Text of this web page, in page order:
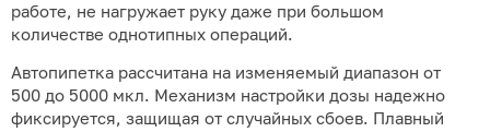
работе, не нагружает руку даже при большом
количестве однотипных операций.
Автопипетка рассчитана на изменяемый диапазон от
500 до 5000 мкл. Механизм настройки дозы надежно
фиксируется, защищая от случайных сбоев. Плавный